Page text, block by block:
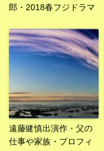
郎・2018春フジドラマ
遠藤健慎出演作・父の
仕事や家族・プロフィ